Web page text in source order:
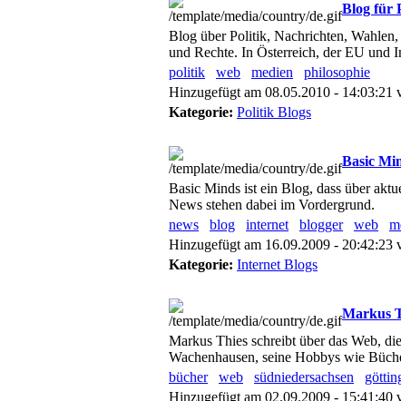
Blog für
Blog über Politik, Nachrichten,
und Rechte. In Österreich, der EU und
politik
web medien
philosophie
Hinzugefügt am 08.05.2010 - 14:03:21
Kategorie: Politik Blogs
Basic
Basic Minds ist ein Blog, dass über
News stehen dabei im Vordergrund.
news
blog internet blogger web
Hinzugefügt am 16.09.2009 - 20:42:23
Kategorie: Internet Blogs
Markus
Markus Thies schreibt über das Web,
Wachenhausen, seine Hobbys wie
bücher
web südniedersachsen
Hinzugefügt am 02.09.2009 - 15:41:40